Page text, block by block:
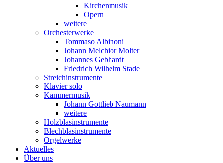
Kirchenmusik
Opern
weitere
Orchesterwerke
Tommaso Albinoni
Johann Melchior Molter
Johannes Gebhardt
Friedrich Wilhelm Stade
Streichinstrumente
Klavier solo
Kammermusik
Johann Gottlieb Naumann
weitere
Holzblasinstrumente
Blechblasinstrumente
Orgelwerke
Aktuelles
Über uns